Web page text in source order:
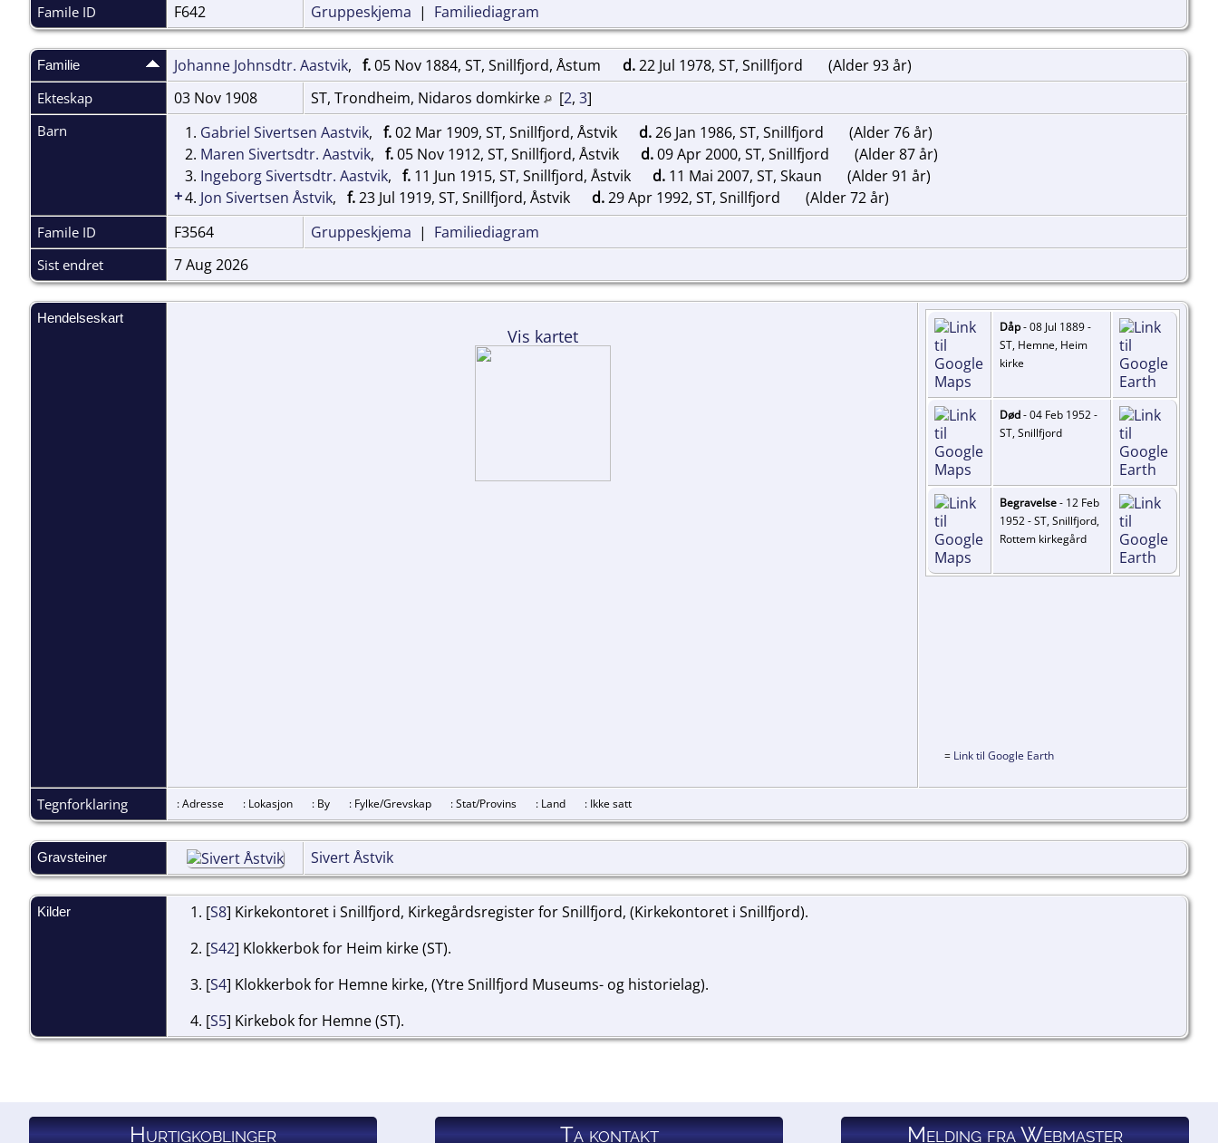
Famile ID F642 Gruppeskjema | Familiediagram
Familie Johanne Johnsdtr. Aastvik, f.05 Nov 1884, ST, Snillfjord, Åstum d.22 Jul 1978, ST, Snillfjord (Alder 93 år)
Ekteskap 03 Nov 1908 ST, Trondheim, Nidaros domkirke [2, 3]
Barn 1. Gabriel Sivertsen Aastvik, f.02 Mar 1909, ST, Snillfjord, Åstvik d.26 Jan 1986, ST, Snillfjord
(Alder 76 år)
2. Maren Sivertsdtr. Aastvik, f.05 Nov 1912, ST, Snillfjord, Åstvik d.09 Apr 2000, ST, Snillfjord
(Alder 87 år)
3. Ingeborg Sivertsdtr. Aastvik, f. 11 Jun 1915, ST, Snillfjord, Åstvik d. 11 Mai 2007, ST, Skaun
(Alder 91 år)
+4. Jon Sivertsen Åstvik, f.23 Jul 1919, ST, Snillfjord, Åstvik d.29 Apr 1992, ST, Snillfjord (Alder 72 år)
Famile ID F3564 Gruppeskjema | Familiediagram
Sist endret 7 Aug 2026
Hendelseskart
Vis kartet Dåp- 08 Jul 1889 -
ST, Hemne, Heim
kirke
Død- 04 Feb 1952 -
ST, Snillfjord
Begravelse- 12 Feb
1952 - ST, Snillfjord,
Rottem kirkegård
= Link til Google Earth
Tegnforklaring : Adresse : Lokasjon : By : Fylke/Grevskap : Stat/Provins : Land : Ikke satt
Gravsteiner Sivert Åstvik
Kilder [S8] Kirkekontoret i Snillfjord, Kirkegårdsregister for Snillfjord, (Kirkekontoret i Snillfjord).
[S42] Klokkerbok for Heim kirke (ST).
[S4] Klokkerbok for Hemne kirke, (Ytre Snillfjord Museums- og historielag).
[S5] Kirkebok for Hemne (ST).
Hurtigkoblinger Ta kontakt Melding fra Webmaster